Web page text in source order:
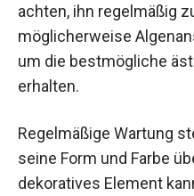
achten, ihn regelmäßig
möglicherweise
um die bestmögliche
erhalten.
Regelmäßige Wartung
seine Form und Farbe
dekoratives Element